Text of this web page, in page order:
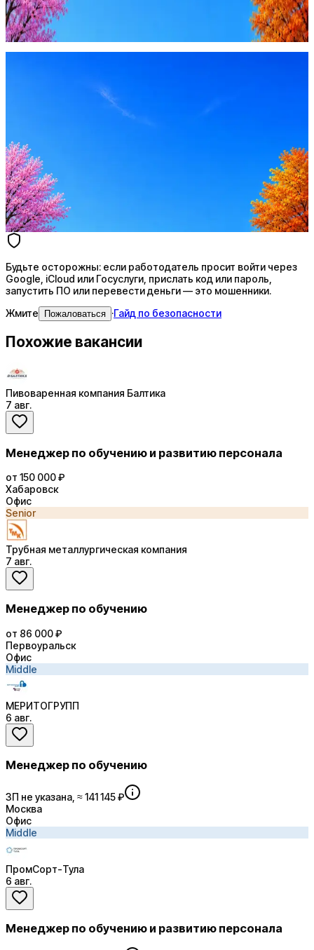
запустить ПО или перевести деньги — это мошенники.
Жмите Пожаловаться
Стратегия поиска с AI: рынки, позиции, вилка, каналы
Будьте осторожны: если работодатель просит войти через
Google, iCloud или Госуслуги, прислать код или пароль,
запустить ПО или перевести деньги — это мошенники.
Жмите
Пожаловаться ·Гайд по безопасности
Похожие вакансии
Пивоваренная компания Балтика
7 авг.
Менеджер по обучению и развитию персонала
от 150 000 ₽
Хабаровск
Офис
Senior
Трубная металлургическая компания
7 авг.
Менеджер по обучению
от 86 000 ₽
Первоуральск
Офис
Middle
МЕРИТОГРУПП
6 авг.
Менеджер по обучению
ЗП не указана, ≈ 141 145 ₽
Москва
Офис
Middle
ПромСорт-Тула
6 авг.
Менеджер по обучению и развитию персонала